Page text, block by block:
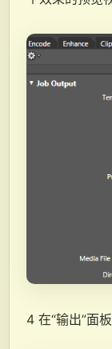
4 在“输出”面